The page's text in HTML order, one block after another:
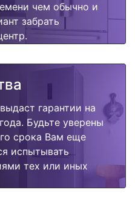
чем обычно и
забрать
гарантии на
Будьте уверены
срока Вам еще
испытывать
тех или иных